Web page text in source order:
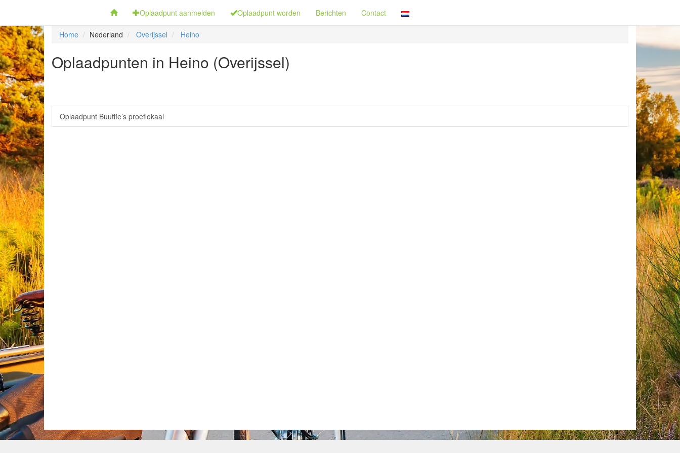
Oplaadpunt aanmelden Oplaadpunt worden Berichten Contact
Home Nederland Overijssel Heino
Oplaadpunten in Heino (Overijssel)
Oplaadpunt Buuffie’s proeflokaal